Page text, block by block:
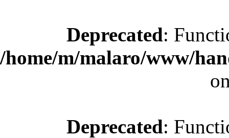
Deprecated:
/home/m/malaro/www/
Deprecated: